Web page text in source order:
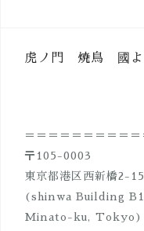
ゲ
ョ
ン
虎ノ門 焼鳥 國よ
＝＝＝＝＝＝＝＝＝
〒105-0003
東京都港区西新橋2-
(shinwa Building
Minato-ku, Tokyo)